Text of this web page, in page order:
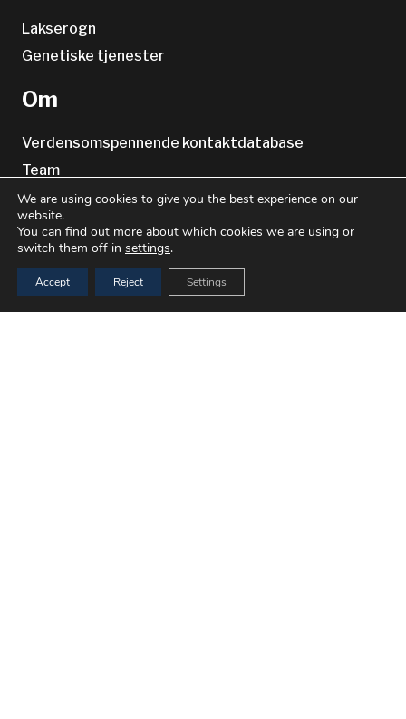
Lakserogn
Genetiske tjenester
Om
Verdensomspennende kontaktdatabase
Team
Karriere
Presserom
Sideinformasjon
Personvern
We are using cookies to give you the best experience on our
website.
You can find out more about which cookies we are using or
switch them off in settings.
Accept Reject Settings